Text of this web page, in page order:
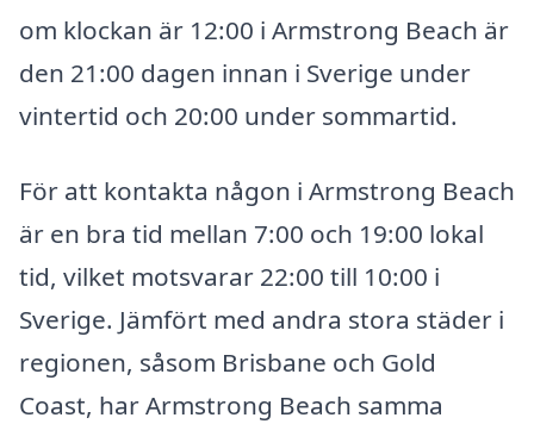
om klockan är 12:00 i Armstrong Beach är
den 21:00 dagen innan i Sverige under
vintertid och 20:00 under sommartid.
För att kontakta någon i Armstrong Beach
är en bra tid mellan 7:00 och 19:00 lokal
tid, vilket motsvarar 22:00 till 10:00 i
Sverige. Jämfört med andra stora städer i
regionen, såsom Brisbane och Gold
Coast, har Armstrong Beach samma